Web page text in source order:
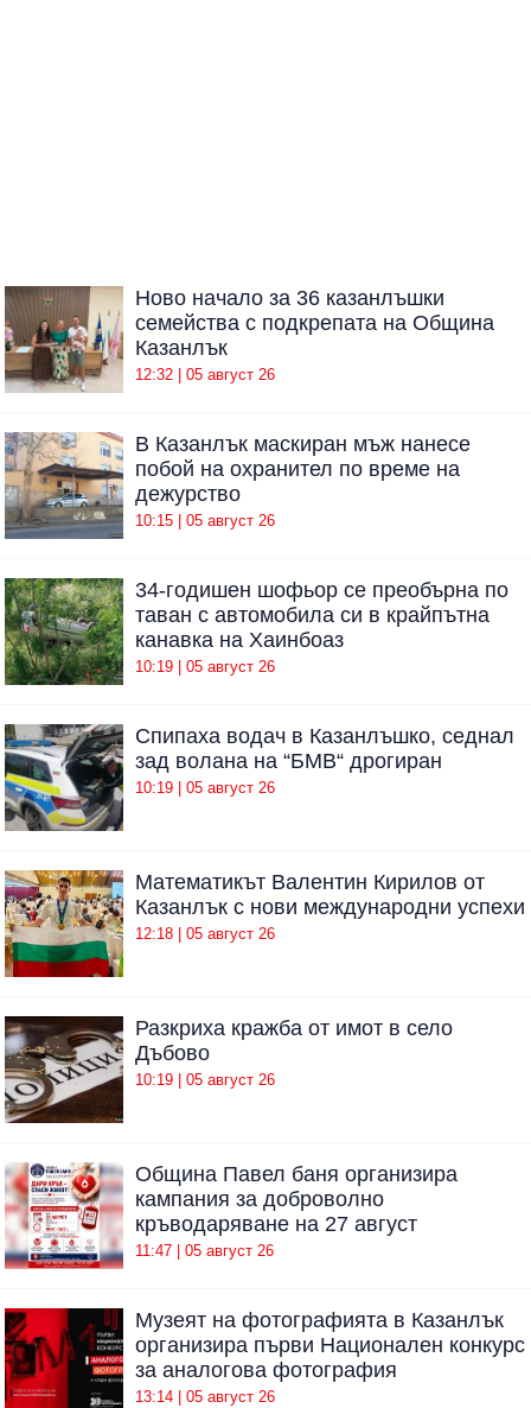
Ново начало за 36 казанлъшки
семейства с подкрепата на Община
Казанлък
12:32 | 05 август 26
В Казанлък маскиран мъж нанесе
побой на охранител по време на
дежурство
10:15 | 05 август 26
34-годишен шофьор се преобърна по
таван с автомобила си в крайпътна
канавка на Хаинбоаз
10:19 | 05 август 26
Спипаха водач в Казанлъшко, седнал
зад волана на “БМВ“ дрогиран
10:19 | 05 август 26
Математикът Валентин Кирилов от
Казанлък с нови международни успехи
12:18 | 05 август 26
Разкриха кражба от имот в село
Дъбово
10:19 | 05 август 26
Община Павел баня организира
кампания за доброволно
кръводаряване на 27 август
11:47 | 05 август 26
Музеят на фотографията в Казанлък
организира първи Национален конкурс
за аналогова фотография
13:14 | 05 август 26